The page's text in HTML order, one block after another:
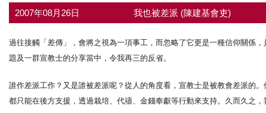
2007年08月26日 我也被差派 (陳建基會吏)
過往接觸「差傳」，會將之視為一項事工，而忽略了它更是一種信仰關係
題及一群宣教士的分享當中，令我再三的反省。
誰作差派工作？又是誰被差派呢？從人的角度看，宣教士是被教會差派的
都只能在後方支援，透過栽培、代禱、金錢奉獻等行動來支持。久而久之